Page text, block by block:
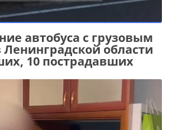
автобуса с грузовым
Ленинградской области
10 пострадавших